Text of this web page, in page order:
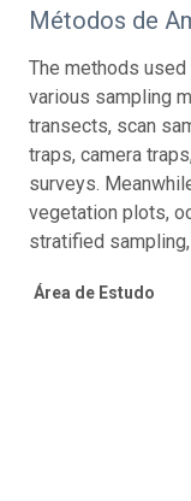
Métodos de
The methods
various sampling
transects, scan
traps, camera
surveys.
vegetation plots,
stratified
Área de Estudo